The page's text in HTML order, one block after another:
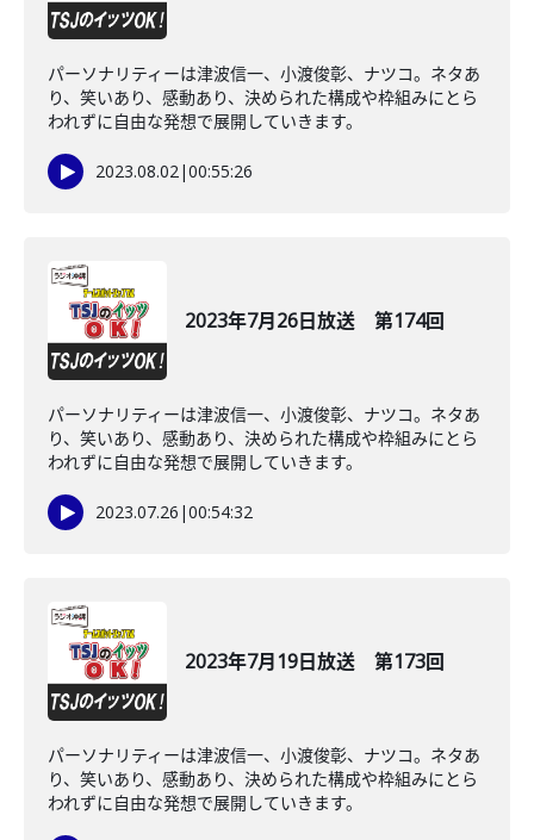
パーソナリティーは津波信一、小渡俊彰、ナツコ。ネタあ
り、笑いあり、感動あり、決められた構成や枠組みにとら
われずに自由な発想で展開していきます。
2023.08.02|00:55:26
2023年7月26日放送 第174回
パーソナリティーは津波信一、小渡俊彰、ナツコ。ネタあ
り、笑いあり、感動あり、決められた構成や枠組みにとら
われずに自由な発想で展開していきます。
2023.07.26 |00:54:32
2023年7月19日放送 第173回
パーソナリティーは津波信一、小渡俊彰、ナツコ。ネタあ
り、笑いあり、感動あり、決められた構成や枠組みにとら
われずに自由な発想で展開していきます。